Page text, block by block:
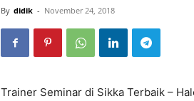
By didik - November 24, 2018
Trainer Seminar di Sikka Terbaik –